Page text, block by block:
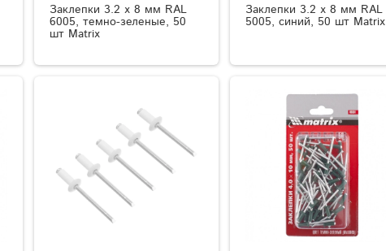
Заклепки 3.2 х 8 мм RAL
6005, темно-зеленые, 50
шт Matrix
Заклепки 3.2 х 8 мм RAL
5005, синий, 50 шт Matrix